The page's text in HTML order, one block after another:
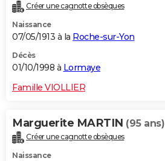
Créer une cagnotte obsèques
Naissance
07/05/1913 à la Roche-sur-Yon
Décès
01/10/1998 à Lormaye
Famille VIOLLIER
Marguerite MARTIN (95 ans)
Créer une cagnotte obsèques
Naissance